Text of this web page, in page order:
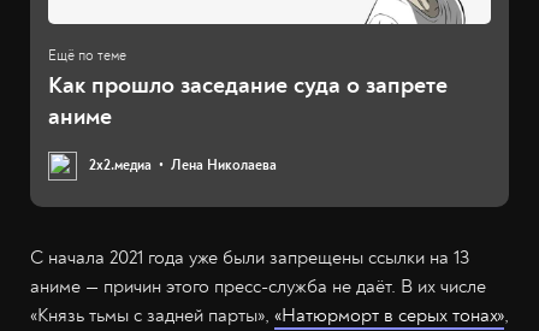
Как прошло заседание суда о запрете
аниме
2х2.медиа Лена Николаева
С начала 2021 года уже были запрещены ссылки на 13
аниме — причин этого пресс-служба не даёт. В их числе
«Князь тьмы с задней парты», «Натюрморт в серых тонах»,